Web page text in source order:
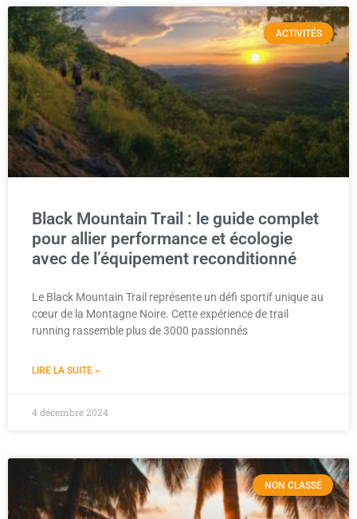
ACTIVITÉS
Black Mountain Trail : le guide complet
pour allier performance et écologie
avec de l’équipement reconditionné
Le Black Mountain Trail représente un défi sportif unique au
cœur de la Montagne Noire. Cette expérience de trail
running rassemble plus de 3000 passionnés
LIRE LA SUITE »
4 décembre 2024
NON CLASSÉ